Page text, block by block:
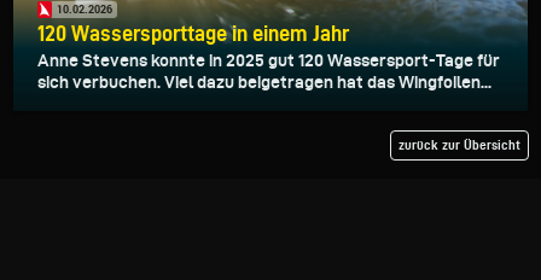
10.02.2026
120 Wassersporttage in einem Jahr
Anne Stevens konnte in 2025 gut 120 Wassersport-Tage für
sich verbuchen. Viel dazu beigetragen hat das Wingfoilen...
zurück zur Übersicht